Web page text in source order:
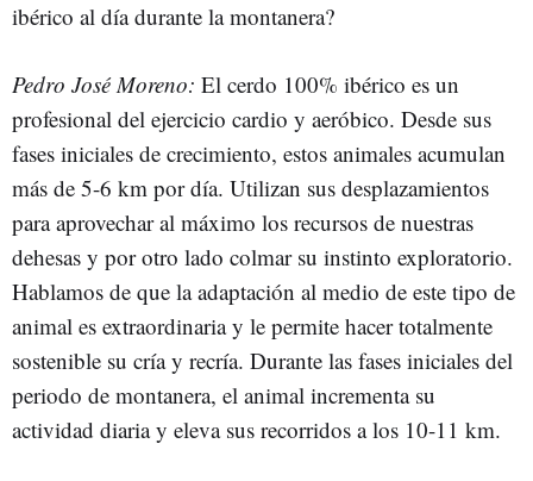
ibérico al día durante la montanera?
Pedro José Moreno: El cerdo 100% ibérico es un
profesional del ejercicio cardio y aeróbico. Desde sus
fases iniciales de crecimiento, estos animales acumulan
más de 5-6 km por día. Utilizan sus desplazamientos
para aprovechar al máximo los recursos de nuestras
dehesas y por otro lado colmar su instinto exploratorio.
Hablamos de que la adaptación al medio de este tipo de
animal es extraordinaria y le permite hacer totalmente
sostenible su cría y recría. Durante las fases iniciales del
periodo de montanera, el animal incrementa su
actividad diaria y eleva sus recorridos a los 10-11 km.